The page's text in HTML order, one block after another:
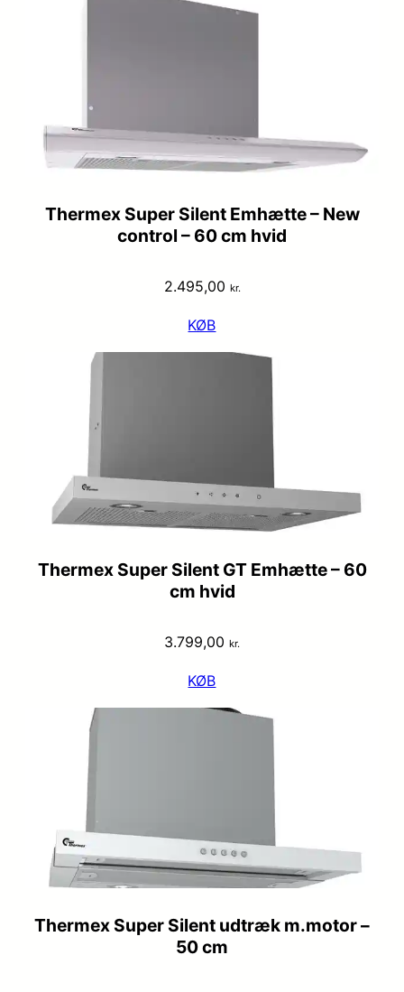
Thermex Super Silent Emhætte – New
control – 60 cm hvid
2.495,00 kr.
KØB
Thermex Super Silent GT Emhætte – 60
cm hvid
3.799,00 kr.
KØB
Thermex Super Silent udtræk m.motor –
50 cm